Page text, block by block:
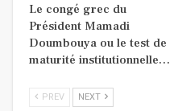
Le congé grec du
Président Mamadi
Doumbouya ou le test de
maturité institutionnelle…
PREV NEXT